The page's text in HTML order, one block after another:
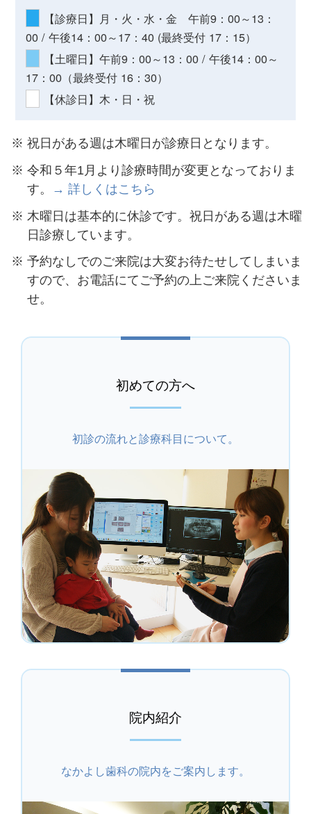
【診療日】月・火・水・金 午前9：00～13：
00 / 午後14：00～17：40 (最終受付 17：15）
【土曜日】午前9：00～13：00 / 午後14：00～
17：00（最終受付 16：30）
【休診日】木・日・祝
祝日がある週は木曜日が診療日となります。
令和５年1月より診療時間が変更となっておりま
す。
→ 詳しくはこちら
木曜日は基本的に休診です。祝日がある週は木曜
日診療しています。
予約なしでのご来院は大変お待たせしてしまいま
すので、お電話にてご予約の上ご来院くださいま
せ。
初めての方へ
初診の流れと診療科目について。
院内紹介
なかよし歯科の院内をご案内します。